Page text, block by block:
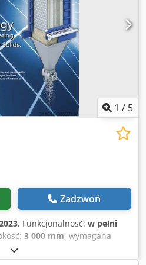
Aqijha Opróżnianie
Ramię rozpylające z adapterem
dyszą Schlick. Szafa
elektryczna) z PLC Siemens S5.
7AIR, w tym: wentylator
F7 i H12, wstępne
Odkurzacz
wylotowego. Dysza CIP
dysza.
1 / 5
Zadzwoń
, Funkcjonalność: w pełni
3 000 mm, wymagana
mm
chłodnica, suszarka